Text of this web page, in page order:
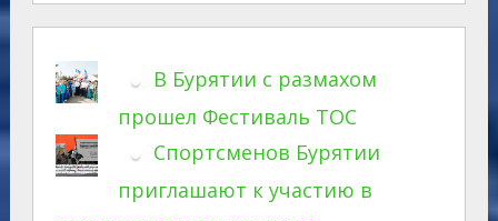
В Бурятии с размахом
прошел Фестиваль ТОС
Спортсменов Бурятии
приглашают к участию в